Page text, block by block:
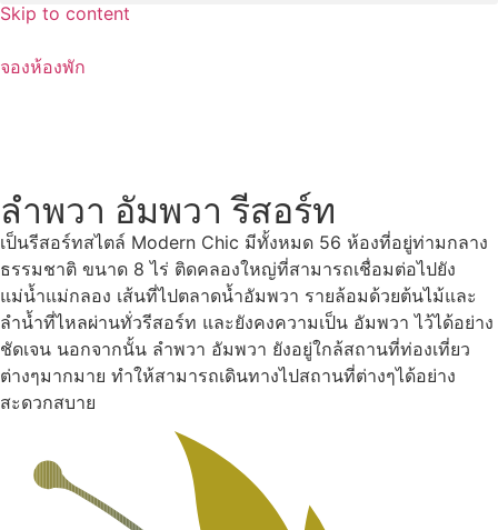
Skip to content
จองห้องพัก
ลำพวา อัมพวา รีสอร์ท
เป็นรีสอร์ทสไตล์ Modern Chic มีทั้งหมด 56 ห้องที่อยู่ท่ามกลาง
ธรรมชาติ ขนาด 8 ไร่ ติดคลองใหญ่ที่สามารถเชื่อมต่อไปยัง
แม่น้ำแม่กลอง เส้นที่ไปตลาดน้ำอัมพวา รายล้อมด้วยต้นไม้และ
ลำน้ำที่ไหลผ่านทั่วรีสอร์ท และยังคงความเป็น อัมพวา ไว้ได้อย่าง
ชัดเจน นอกจากนั้น ลำพวา อัมพวา ยังอยู่ใกล้สถานที่ท่องเที่ยว
ต่างๆมากมาย ทำให้สามารถเดินทางไปสถานที่ต่างๆได้อย่าง
สะดวกสบาย